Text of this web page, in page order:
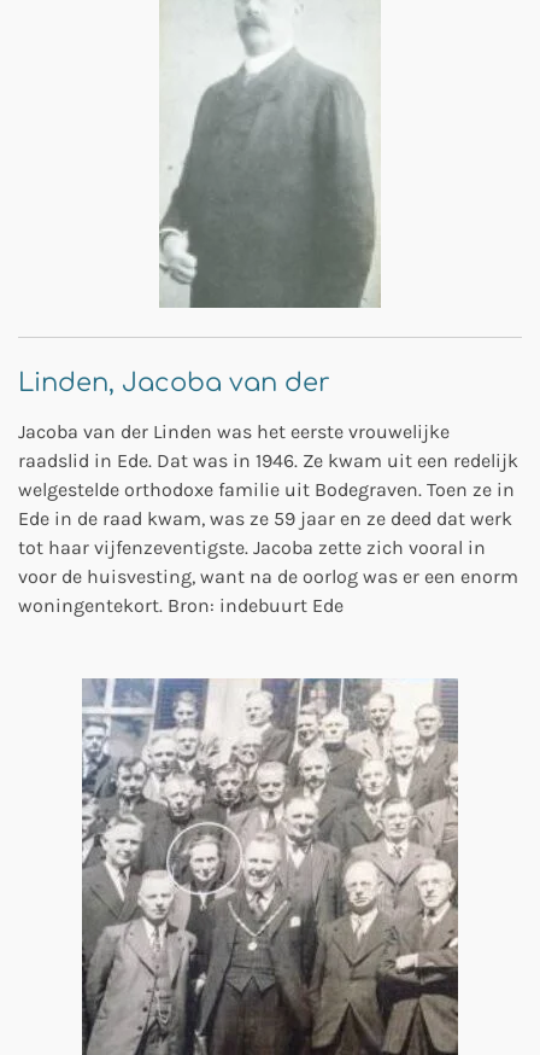
Linden, Jacoba van der
Jacoba van der Linden was het eerste vrouwelijke
raadslid in Ede. Dat was in 1946. Ze kwam uit een redelijk
welgestelde orthodoxe familie uit Bodegraven. Toen ze in
Ede in de raad kwam, was ze 59 jaar en ze deed dat werk
tot haar vijfenzeventigste. Jacoba zette zich vooral in
voor de huisvesting, want na de oorlog was er een enorm
woningentekort. Bron: indebuurt Ede